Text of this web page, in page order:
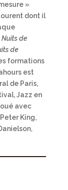
»
dont il
Nuits de
de
formations
est
de Paris,
Jazz en
avec
King,